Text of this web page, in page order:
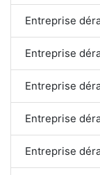
Entreprise
Entreprise
Entreprise
Entreprise
Entreprise